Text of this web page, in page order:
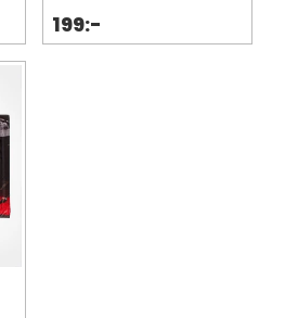
199:-